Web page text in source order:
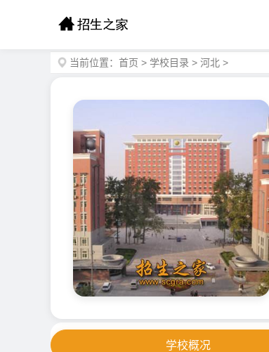
当前位置： 首页 > 学校目录 > 河北 >
学校概况